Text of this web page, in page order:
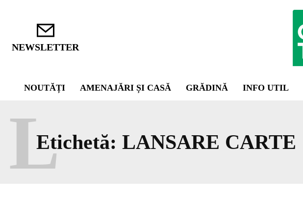
NEWSLETTER
NOUTĂȚI AMENAJĂRI ȘI CASĂ GRĂDINĂ INFO UTIL
Etichetă: LANSARE CARTE
L